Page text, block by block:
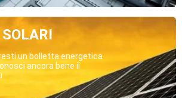
un bolletta energetica
ancora bene il